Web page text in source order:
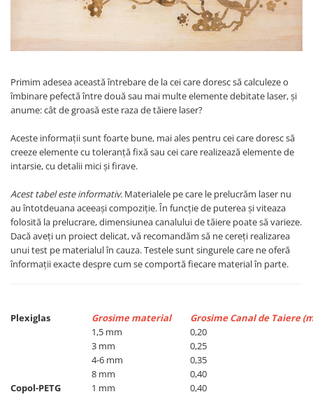
Primim adesea această întrebare de la cei care doresc să calculeze o
îmbinare pefectă între două sau mai multe elemente debitate laser, și
anume: cât de groasă este raza de tăiere laser?
Aceste informații sunt foarte bune, mai ales pentru cei care doresc să
creeze elemente cu toleranță fixă sau cei care realizează elemente de
intarsie, cu detalii mici și firave.
Acest tabel este informativ. Materialele pe care le prelucrăm laser nu
au întotdeuana aceeași compoziție. În funcție de puterea și viteaza
folosită la prelucrare, dimensiunea canalului de tăiere poate să varieze.
Dacă aveți un proiect delicat, vă recomandăm să ne cereți realizarea
unui test pe materialul în cauza. Testele sunt singurele care ne oferă
înformații exacte despre cum se comportă fiecare material în parte.
Plexiglas Grosime material
Grosime Canal de Taiere
1,5 mm
0,20
3 mm
0,25
4-6 mm
0,35
8 mm
0,40
Copol-PETG
1 mm
0,40